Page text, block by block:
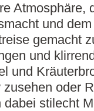
Atmosphäre,
und
gemacht
und
und
oder
stilecht